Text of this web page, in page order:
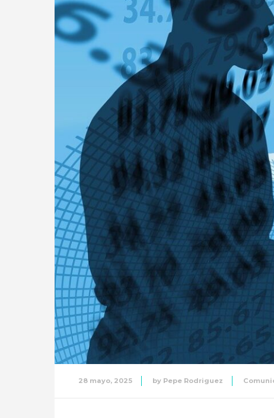
28 mayo, 2025 by Pepe Rodriguez